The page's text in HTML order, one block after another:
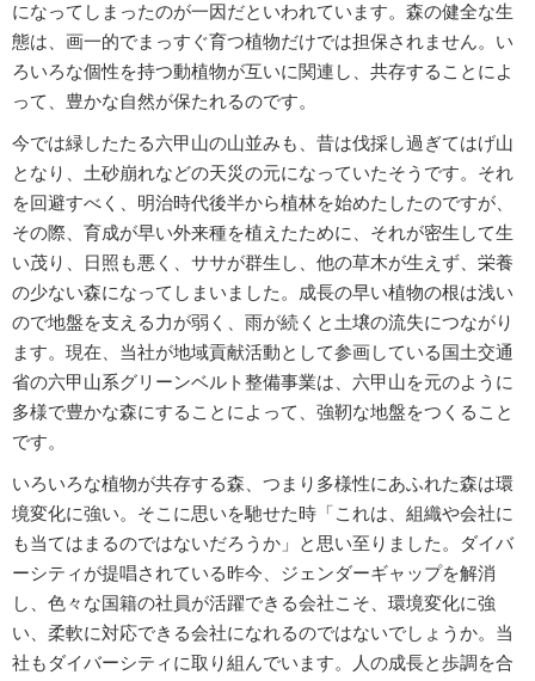
になってしまったのが一因だといわれています。森の健全な生
態は、画一的でまっすぐ育つ植物だけでは担保されません。い
ろいろな個性を持つ動植物が互いに関連し、共存することによ
って、豊かな自然が保たれるのです。
今では緑したたる六甲山の山並みも、昔は伐採し過ぎてはげ山
となり、土砂崩れなどの天災の元になっていたそうです。それ
を回避すべく、明治時代後半から植林を始めたしたのですが、
その際、育成が早い外来種を植えたために、それが密生して生
い茂り、日照も悪く、ササが群生し、他の草木が生えず、栄養
の少ない森になってしまいました。成長の早い植物の根は浅い
ので地盤を支える力が弱く、雨が続くと土壌の流失につながり
ます。現在、当社が地域貢献活動として参画している国土交通
省の六甲山系グリーンベルト整備事業は、六甲山を元のように
多様で豊かな森にすることによって、強靭な地盤をつくること
です。
いろいろな植物が共存する森、つまり多様性にあふれた森は環
境変化に強い。そこに思いを馳せた時「これは、組織や会社に
も当てはまるのではないだろうか」と思い至りました。ダイバ
ーシティが提唱されている昨今、ジェンダーギャップを解消
し、色々な国籍の社員が活躍できる会社こそ、環境変化に強
い、柔軟に対応できる会社になれるのではないでしょうか。当
社もダイバーシティに取り組んでいます。人の成長と歩調を合